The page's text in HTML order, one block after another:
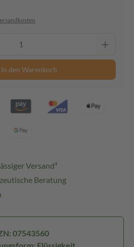
In den Warenkorb
Versand³
Beratung
07543560